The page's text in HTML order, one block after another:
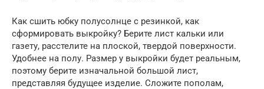
Как сшить юбку полусолнце с резинкой, как
сформировать выкройку? Берите лист кальки или
газету, расстелите на плоской, твердой поверхности.
Удобнее на полу. Размер у выкройки будет реальным,
поэтому берите изначальной большой лист,
представляя будущее изделие. Сложите пополам,